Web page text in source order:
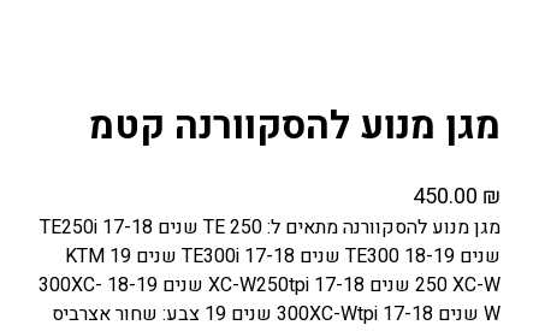
מגן מנוע להסקוורנה קטמ
450.00 ₪
מגן מנוע להסקוורנה מתאים ל: 250 TE שנים 17-18 TE250i
שנים 18-19 TE300 שנים 17-18 TE300i שנים 19 KTM
250 XC-W שנים 17-18 XC-W250tpi שנים 18-19 300XC-
W שנים 17-18 300XC-Wtpi שנים 19 צבע: שחור אצרביס